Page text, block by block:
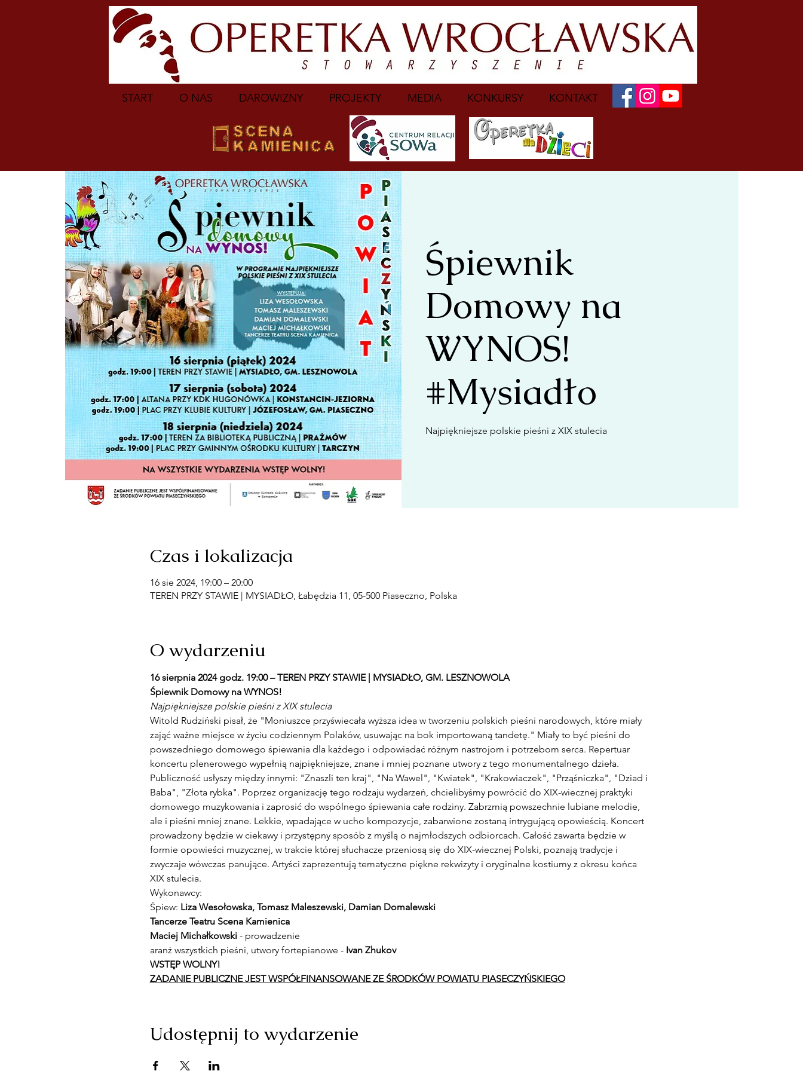
START O NAS DAROWIZNY PROJEKTY MEDIA KONKURSY KONTAKT
Śpiewnik
Domowy na
WYNOS!
#Mysiadło
Najpiękniejsze polskie pieśni z XIX stulecia
Czas i lokalizacja
16 sie 2024, 19:00 – 20:00
TEREN PRZY STAWIE | MYSIADŁO, Łabędzia 11, 05-500 Piaseczno, Polska
O wydarzeniu
16 sierpnia 2024 godz. 19:00 – TEREN PRZY STAWIE | MYSIADŁO, GM. LESZNOWOLA
Śpiewnik Domowy na WYNOS!
Najpiękniejsze polskie pieśni z XIX stulecia
Witold Rudziński pisał, że "Moniuszce przyświecała wyższa idea w tworzeniu polskich pieśni narodowych, które miały
zająć ważne miejsce w życiu codziennym Polaków, usuwając na bok importowaną tandetę." Miały to być pieśni do
powszedniego domowego śpiewania dla każdego i odpowiadać różnym nastrojom i potrzebom serca. Repertuar
koncertu plenerowego wypełnią najpiękniejsze, znane i mniej poznane utwory z tego monumentalnego dzieła.
Publiczność usłyszy między innymi: "Znaszli ten kraj", "Na Wawel", "Kwiatek", "Krakowiaczek", "Prząśniczka", "Dziad i
Baba", "Złota rybka". Poprzez organizację tego rodzaju wydarzeń, chcielibyśmy powrócić do XIX-wiecznej praktyki
domowego muzykowania i zaprosić do wspólnego śpiewania całe rodziny. Zabrzmią powszechnie lubiane melodie,
ale i pieśni mniej znane. Lekkie, wpadające w ucho kompozycje, zabarwione zostaną intrygującą opowieścią. Koncert
prowadzony będzie w ciekawy i przystępny sposób z myślą o najmłodszych odbiorcach. Całość zawarta będzie w
formie opowieści muzycznej, w trakcie której słuchacze przeniosą się do XIX-wiecznej Polski, poznają tradycje i
zwyczaje wówczas panujące. Artyści zaprezentują tematyczne piękne rekwizyty i oryginalne kostiumy z okresu końca
XIX stulecia.
Wykonawcy:
Śpiew: Liza Wesołowska, Tomasz Maleszewski, Damian Domalewski
Tancerze Teatru Scena Kamienica
Maciej Michałkowski - prowadzenie
aranż wszystkich pieśni, utwory fortepianowe - Ivan Zhukov
WSTĘP WOLNY!
ZADANIE PUBLICZNE JEST WSPÓŁFINANSOWANE ZE ŚRODKÓW POWIATU PIASECZYŃSKIEGO
Udostępnij to wydarzenie